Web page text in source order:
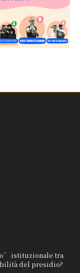
istituzionale tra
del presidio?